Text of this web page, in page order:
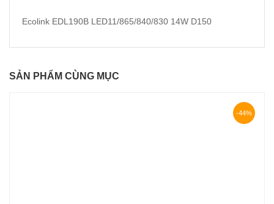
Ecolink EDL190B LED11/865/840/830 14W D150
SẢN PHẨM CÙNG MỤC
-44%